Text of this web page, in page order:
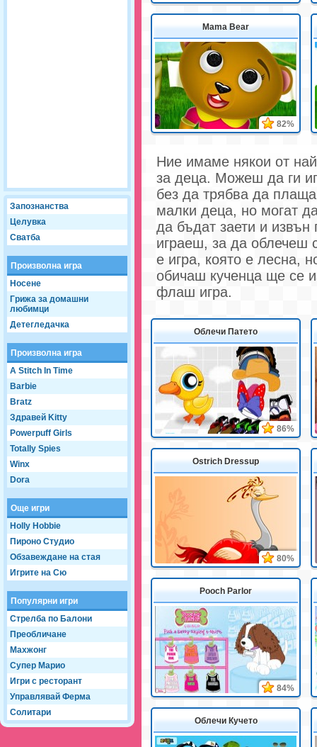
Запознанства
Целувка
Сватба
Произволна игра
Носене
Грижа за домашни
любимци
Детегледачка
Произволна игра
A Stitch In Time
Barbie
Bratz
Здравей Kitty
Powerpuff Girls
Totally Spies
Winx
Dora
Още игри
Holly Hobbie
Пироно Студио
Обзавеждане на стая
Игрите на Сю
Популярни игри
Стрелба по Балони
Преобличане
Махжонг
Супер Марио
Игри с ресторант
Управлявай Ферма
Солитари
Mama Bear
82%
Ние имаме някои от
за деца. Можеш да ги
без да трябва да
малки деца, но могат
да бъдат заети и
играеш, за да облечеш
е игра, която е лесна,
обичаш кученца ще се
флаш игра.
Облечи Патето
86%
Ostrich Dressup
80%
Pooch Parlor
84%
Облечи Кучето